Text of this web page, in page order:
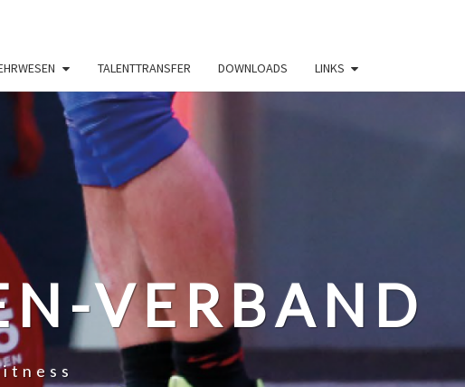
TALENTTRANSFER DOWNLOADS LINKS
VERBAND